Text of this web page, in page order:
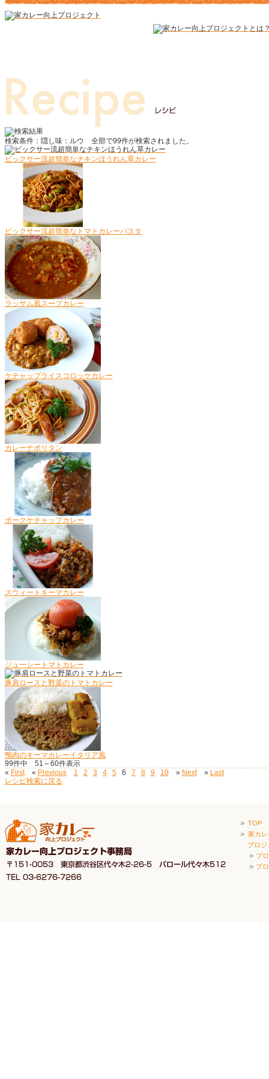
検索条件：隠し味：ルウ 全部で99件が検索されました。
ビックサー流超簡単なチキンほうれん草カレー
ビックサー流超簡単なトマトカレーパスタ
ラッサム風スープカレー
ケチャップライスコロッケカレー
カレーナポリタン
ポークケチャップカレー
スウィートキーマカレー
ジューシートマトカレー
豚肩ロースと野菜のトマトカレー
鴨肉のキーマカレーイタリア風
99件中 51～60件表示
« First« Previous 1 2 3 4 56 7 8 9 10» Next» Last
レシピ検索に戻る
TOP
家カ
プロジ
プ
プ